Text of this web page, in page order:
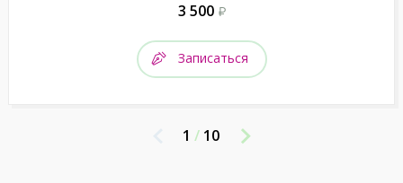
3 500
Записаться
1 / 10